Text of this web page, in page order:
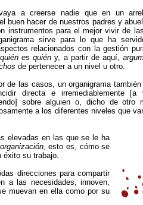
a creerse nadie que en un
buen hacer de nuestros padres y
instrumentos para el mejor vivir de
sirve para lo que ha
relacionados con la gestión
es quién y, a partir de aquí,
de pertenecer a un nivel u otro.
de las casos, un organigrama
directa e irremediablemente [a
sobre alguien o, dicho de otro
a los diferentes niveles que
elevadas en las que se le ha
, esto es, cómo se
éxito su trabajo.
direcciones para compartir
a las necesidades, innoven,
muevan en ella como por su